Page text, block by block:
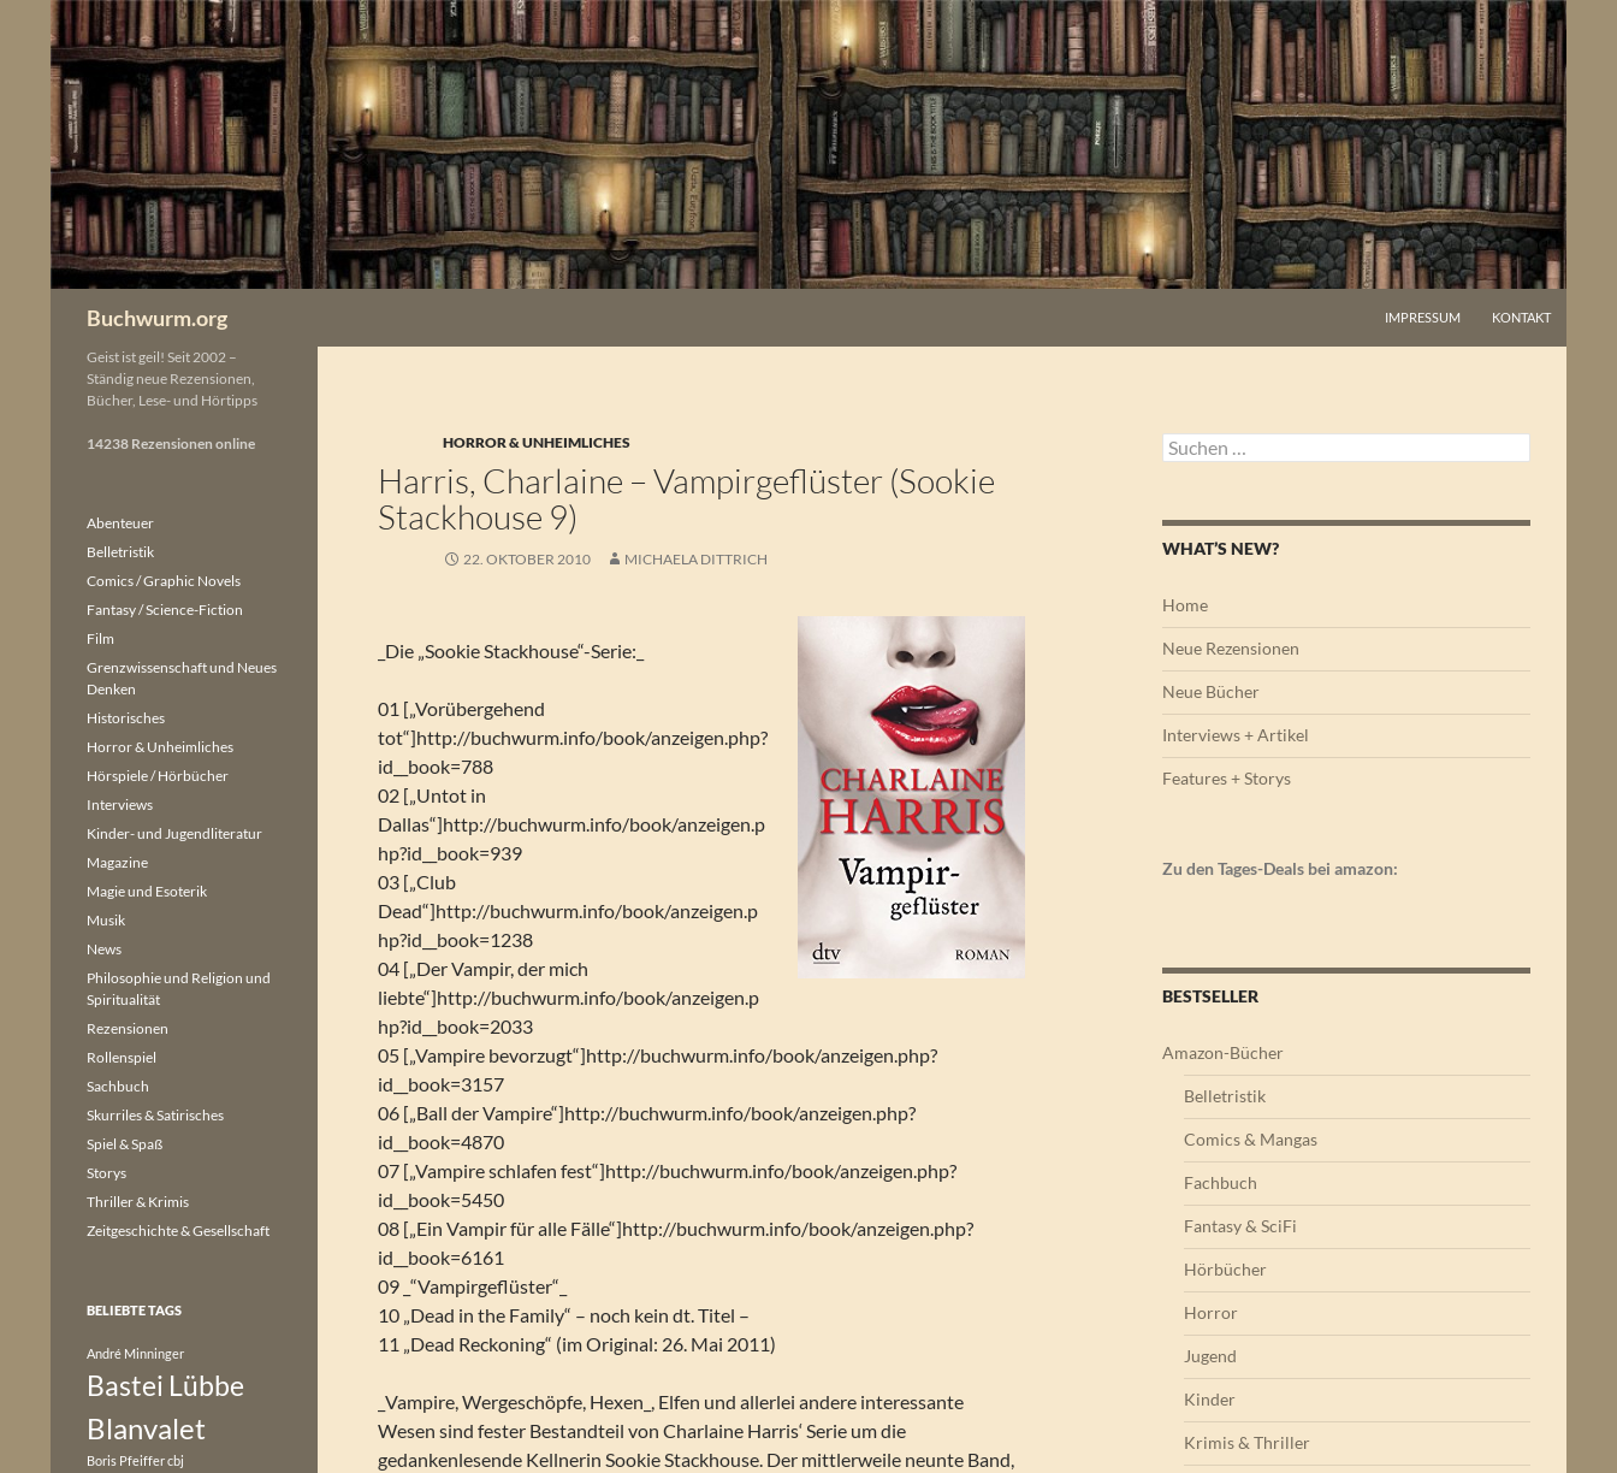
springen
Buchwurm.org IMPRESSUM KONTAKT
HORROR & UNHEIMLICHES
Harris, Charlaine – Vampirgeflüster (Sookie
Stackhouse 9)
22. OKTOBER 2010 MICHAELA DITTRICH
_Die „Sookie Stackhouse“-Serie:_
01 [„Vorübergehend
tot“]http://buchwurm.info/book/anzeigen.php?
id__book=788
02 [„Untot in
Dallas“]http://buchwurm.info/book/anzeigen.p
hp?id__book=939
03 [„Club
Dead“]http://buchwurm.info/book/anzeigen.p
hp?id__book=1238
04 [„Der Vampir, der mich
liebte“]http://buchwurm.info/book/anzeigen.p
hp?id__book=2033
05 [„Vampire bevorzugt“]http://buchwurm.info/book/anzeigen.php?
id__book=3157
06 [„Ball der Vampire“]http://buchwurm.info/book/anzeigen.php?
id__book=4870
07 [„Vampire schlafen fest“]http://buchwurm.info/book/anzeigen.php?
id__book=5450
08 [„Ein Vampir für alle Fälle“]http://buchwurm.info/book/anzeigen.php?
id__book=6161
09 _“Vampirgeflüster“_
10 „Dead in the Family“ – noch kein dt. Titel –
11 „Dead Reckoning“ (im Original: 26. Mai 2011)
_Vampire, Wergeschöpfe, Hexen_, Elfen und allerlei andere interessante
Wesen sind fester Bestandteil von Charlaine Harris‘ Serie um die
gedankenlesende Kellnerin Sookie Stackhouse. Der mittlerweile neunte Band,
Suchen
nach:
WHAT’S NEW?
Home
Neue Rezensionen
Neue Bücher
Interviews + Artikel
Features + Storys
Zu den Tages-Deals bei amazon:
BESTSELLER
Amazon-Bücher
Belletristik
Comics & Mangas
Fachbuch
Fantasy & SciFi
Hörbücher
Horror
Jugend
Kinder
Krimis & Thriller
Geist ist geil! Seit 2002 –
Ständig neue Rezensionen,
Bücher, Lese- und Hörtipps
14238 Rezensionen online
Abenteuer
Belletristik
Comics / Graphic Novels
Fantasy / Science-Fiction
Film
Grenzwissenschaft und Neues
Denken
Historisches
Horror & Unheimliches
Hörspiele / Hörbücher
Interviews
Kinder- und Jugendliteratur
Magazine
Magie und Esoterik
Musik
News
Philosophie und Religion und
Spiritualität
Rezensionen
Rollenspiel
Sachbuch
Skurriles & Satirisches
Spiel & Spaß
Storys
Thriller & Krimis
Zeitgeschichte & Gesellschaft
BELIEBTE TAGS
André Minninger
Bastei Lübbe
Blanvalet
Boris Pfeiffercbj